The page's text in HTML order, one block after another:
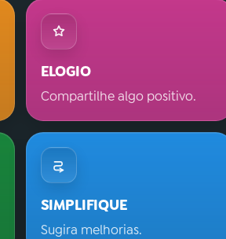
ELOGIO
Compartilhe algo positivo.
SIMPLIFIQUE
Sugira melhorias.